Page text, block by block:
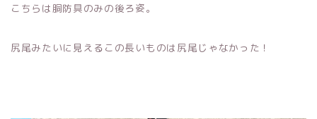
こちらは胴防具のみの後ろ姿。
尻尾みたいに見えるこの長いものは尻尾じゃなかった！